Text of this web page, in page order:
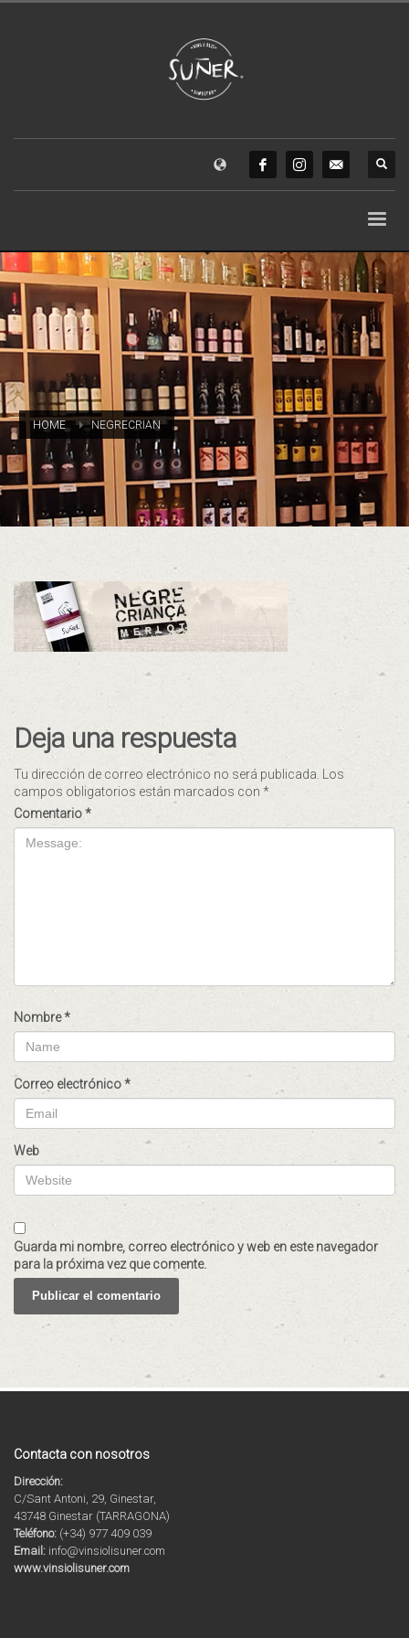
HOME NEGRECRIAN
Deja una respuesta
Tu dirección de correo electrónico no será publicada.
Los
campos obligatorios están marcados con *
Comentario*
Nombre*
Correo electrónico*
Web
Guarda mi nombre, correo electrónico y web en este navegador
para la próxima vez que comente.
Contacta con nosotros
Dirección:
C/Sant Antoni, 29, Ginestar,
43748 Ginestar (TARRAGONA)
Teléfono: (+34) 977 409 039
Email: info@vinsiolisuner.com
www.vinsiolisuner.com